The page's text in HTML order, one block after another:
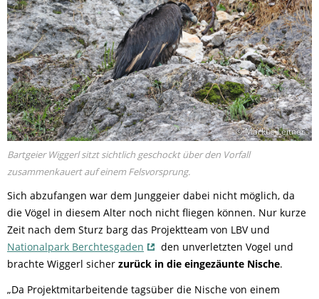
© Markus Leitner
Bartgeier Wiggerl sitzt sichtlich geschockt über den Vorfall
zusammenkauert auf einem Felsvorsprung.
Sich abzufangen war dem Junggeier dabei nicht möglich, da
die Vögel in diesem Alter noch nicht fliegen können. Nur kurze
Zeit nach dem Sturz barg das Projektteam von LBV und
Nationalpark Berchtesgaden
den unverletzten Vogel und
brachte Wiggerl sicher zurück in die eingezäunte Nische.
„Da Projektmitarbeitende tagsüber die Nische von einem